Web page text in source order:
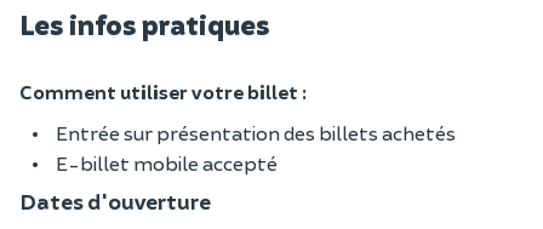
Les infos pratiques
Comment utiliser votre billet :
Entrée sur présentation des billets achetés
E-billet mobile accepté
Dates d'ouverture